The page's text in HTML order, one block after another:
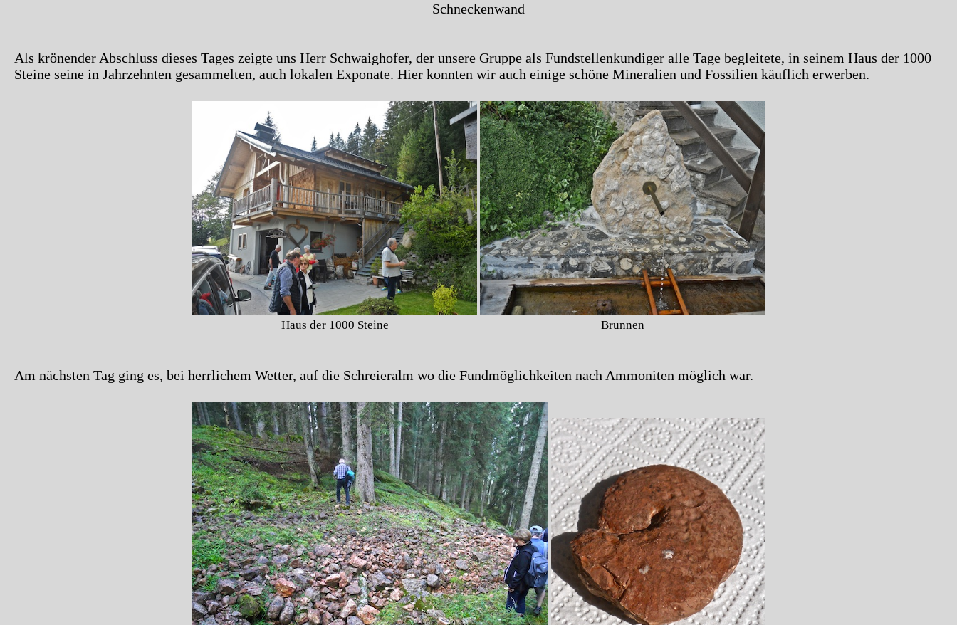
Schneckenwand
Als krönender Abschluss dieses Tages zeigte uns Herr Schwaighofer, der unsere Gruppe als Fundstellenkundiger alle Tage begleitete, in seinem Haus der 1000
Steine seine in Jahrzehnten gesammelten, auch lokalen Exponate. Hier konnten wir auch einige schöne Mineralien und Fossilien käuflich erwerben.
Haus der 1000 Steine Brunnen
Am nächsten Tag ging es, bei herrlichem Wetter, auf die Schreieralm wo die Fundmöglichkeiten nach Ammoniten möglich war.